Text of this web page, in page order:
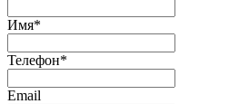
Имя*
Телефон*
Email